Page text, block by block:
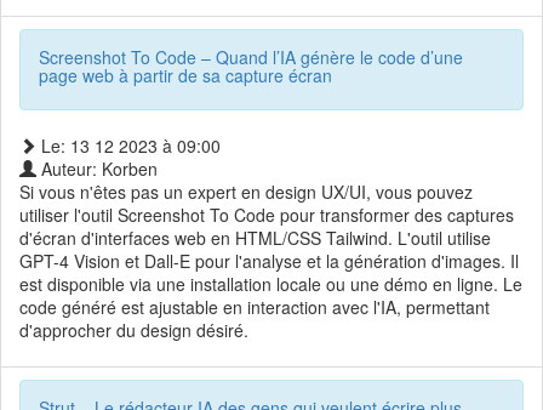
Screenshot To Code – Quand l’IA génère le code d’une
page web à partir de sa capture écran
Le: 13 12 2023 à 09:00
Auteur: Korben
Si vous n'êtes pas un expert en design UX/UI, vous pouvez
utiliser l'outil Screenshot To Code pour transformer des captures
d'écran d'interfaces web en HTML/CSS Tailwind. L'outil utilise
GPT-4 Vision et Dall-E pour l'analyse et la génération d'images. Il
est disponible via une installation locale ou une démo en ligne. Le
code généré est ajustable en interaction avec l'IA, permettant
d'approcher du design désiré.